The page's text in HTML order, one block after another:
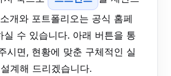
개와 포트폴리오는 공식 홈페
실 수 있습니다. 아래 버튼을 통
시면, 현황에 맞춘 구체적인 실
계해 드리겠습니다.